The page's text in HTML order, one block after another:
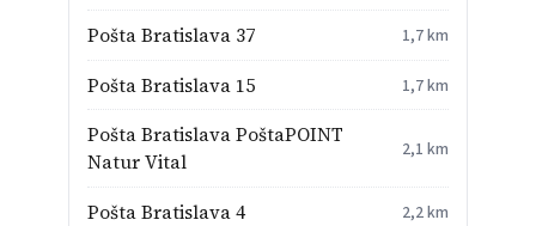
Pošta Bratislava 37 1,7 km
Pošta Bratislava 15 1,7 km
Pošta Bratislava PoštaPOINT
Natur Vital
2,1 km
Pošta Bratislava 4 2,2 km